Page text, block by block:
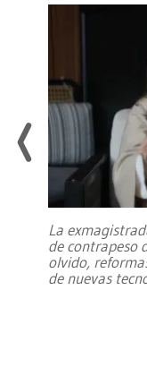
La
de contrapeso
olvido,
de nuevas